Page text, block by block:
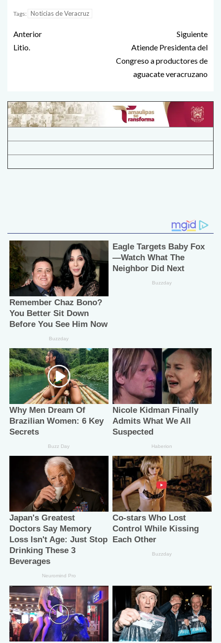
Tags: Noticias de Veracruz
Anterior
Litio.
Siguiente
Atiende Presidenta del
Congreso a productores de
aguacate veracruzano